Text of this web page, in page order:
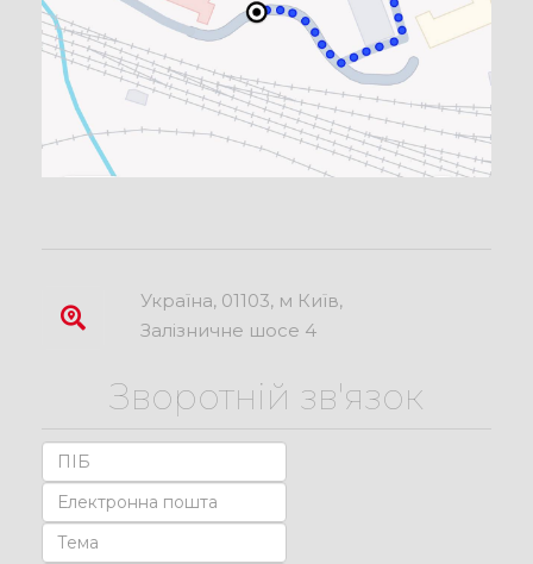
Україна, 01103, м Київ,
Залізничне шосе 4
Зворотній зв'язок